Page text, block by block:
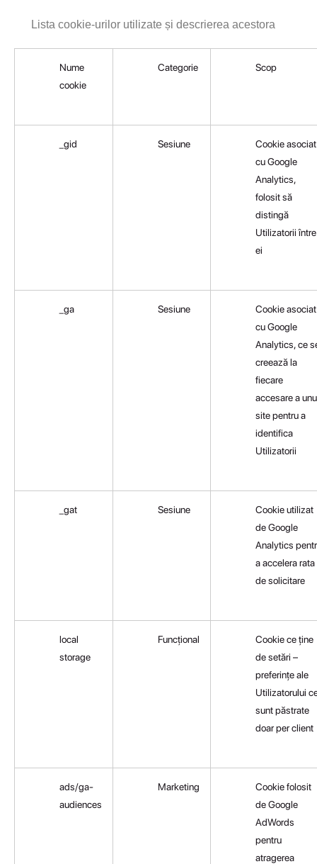
Lista cookie-urilor utilizate și descrierea acestora
Nume
cookie
Categorie Scop
_gid Sesiune
Cookie asociat
cu Google
Analytics,
folosit să
distingă
Utilizatorii între
ei
_ga Sesiune
Cookie asociat
cu Google
Analytics, ce
creează la
fiecare
accesare a
site pentru a
identifica
Utilizatorii
_gat Sesiune
Cookie utilizat
de Google
Analytics
a accelera rata
de solicitare
local
storage
Funcțional
Cookie ce ține
de setări –
preferințe ale
Utilizatorului
sunt păstrate
doar per client
ads/ga-
audiences
Marketing
Cookie folosit
de Google
AdWords
pentru
atragerea